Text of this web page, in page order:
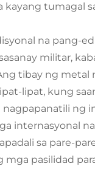
kayang tumagal
na pang-
militar,
tibay ng
lipat, kung
ng
internasyonal
sa pare-
mga pasilidad